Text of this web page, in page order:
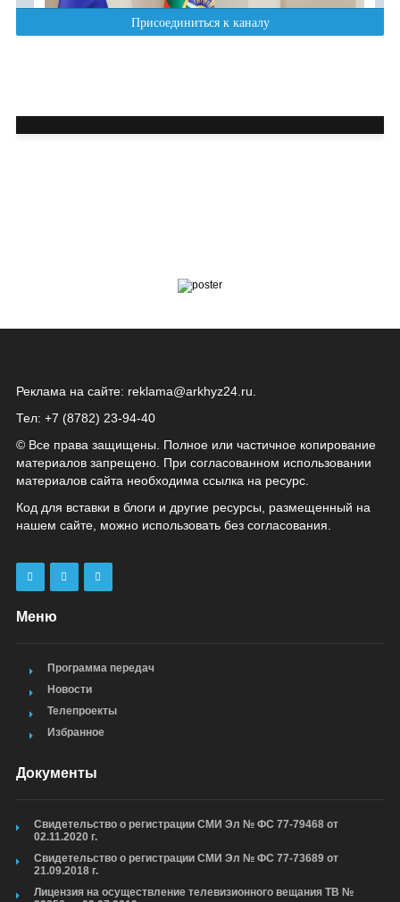
Реклама на сайте: reklama@arkhyz24.ru
Тел: +7 (8782) 23‑94‑40
© Все права защищены. Полное или частичное копирование
материалов запрещено. При согласованном использовании
материалов сайта необходима ссылка на ресурс.
Код для вставки в блоги и другие ресурсы, размещенный на
нашем сайте, можно использовать без согласования.
Меню
Программа передач
Новости
Телепроекты
Избранное
Документы
Свидетельство о регистрации СМИ Эл № ФС 77-79468 от
02.11.2020 г.
Свидетельство о регистрации СМИ Эл № ФС 77-73689 от
21.09.2018 г.
Лицензия на осуществление телевизионного вещания ТВ №